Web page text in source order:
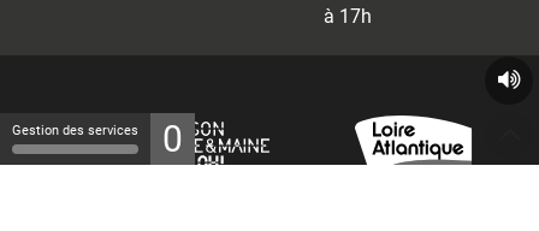
à 17h
Gestion des services 0